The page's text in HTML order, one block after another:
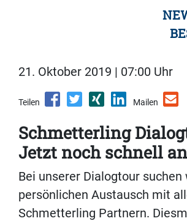
21. Oktober 2019 | 07:00 Uhr
Teilen Mailen
Schmetterling
Jetzt noch schnell
Bei unserer Dialogtour suchen
persönlichen Austausch mit
Schmetterling Partnern.